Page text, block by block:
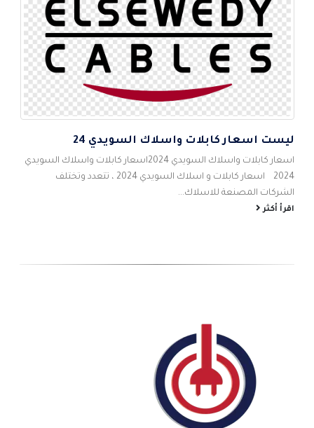
ليست اسعار كابلات واسلاك السويدي 24
اسعار كابلات واسلاك السويدي 2024اسعار كابلات واسلاك السويدي
2024 اسعار كابلات و اسلاك السويدي 2024 ، تتعدد وتختلف
الشركات المصنعة للاسلاك...
اقرأ أكثر